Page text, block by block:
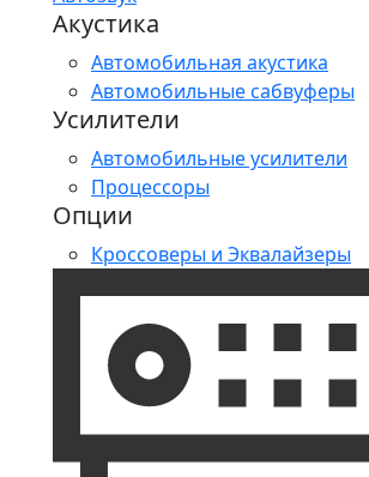
Акустика
Автомобильная акустика
Автомобильные сабвуферы
Усилители
Автомобильные усилители
Процессоры
Опции
Кроссоверы и Эквалайзеры